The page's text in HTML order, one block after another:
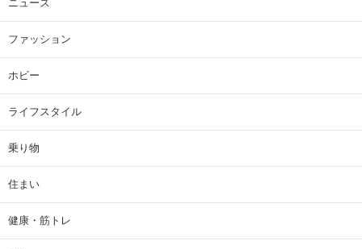
ニュース
ファッション
ホビー
ライフスタイル
乗り物
住まい
健康・筋トレ